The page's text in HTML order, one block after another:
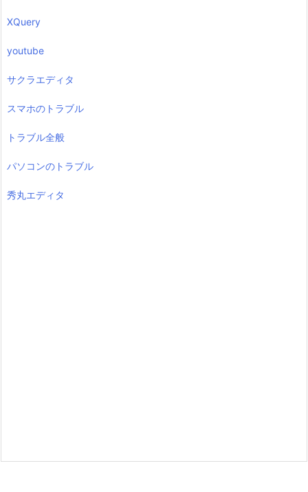
XQuery
youtube
サクラエディタ
スマホのトラブル
トラブル全般
パソコンのトラブル
秀丸エディタ